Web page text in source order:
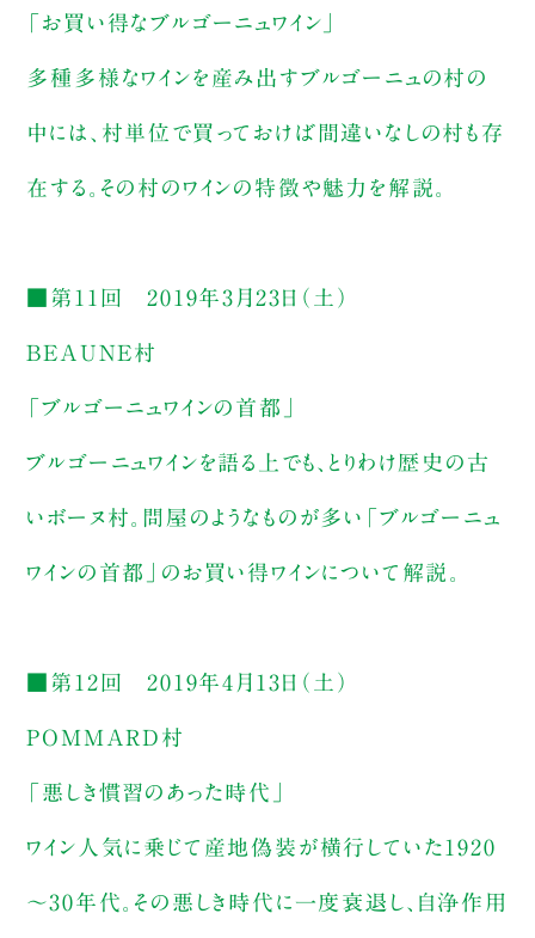
「お買い得なブルゴーニュワイン」
多種多様なワインを産み出すブルゴーニュの村の
中には、村単位で買っておけば間違いなしの村も存
在する。その村のワインの特徴や魅力を解説。
■第11回 2019年3月23日（土）
BEAUNE村
「ブルゴーニュワインの首都」
ブルゴーニュワインを語る上でも、とりわけ歴史の古
いボーヌ村。問屋のようなものが多い「ブルゴーニュ
ワインの首都」のお買い得ワインについて解説。
■第12回 2019年4月13日（土）
POMMARD村
「悪しき慣習のあった時代」
ワイン人気に乗じて産地偽装が横行していた1920
～30年代。その悪しき時代に一度衰退し、自浄作用